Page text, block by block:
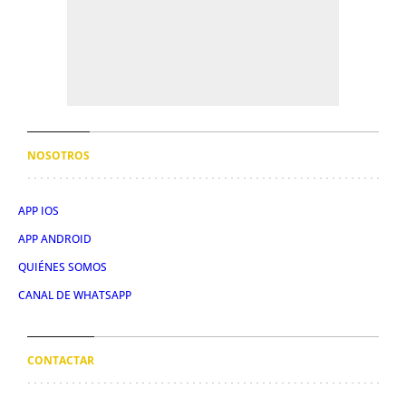
NOSOTROS
APP IOS
APP ANDROID
QUIÉNES SOMOS
CANAL DE WHATSAPP
CONTACTAR